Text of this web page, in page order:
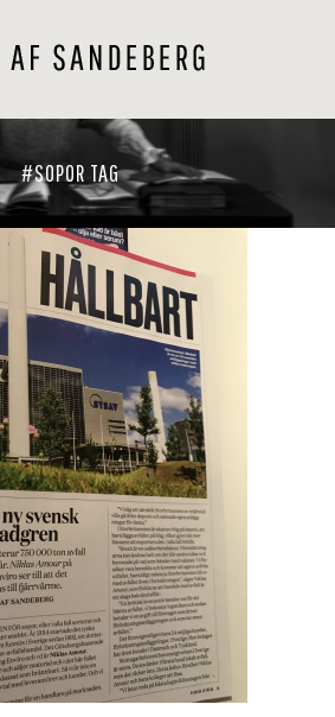
#SOPOR TAG